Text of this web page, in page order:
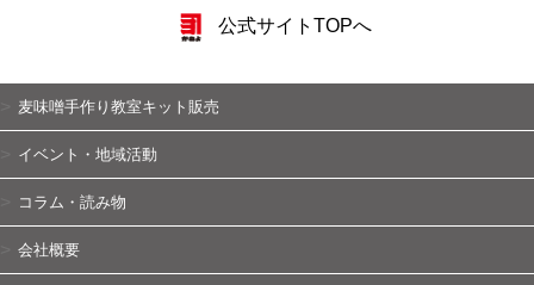
公式サイトTOPへ
麦味噌手作り教室キット販売
イベント・地域活動
コラム・読み物
会社概要